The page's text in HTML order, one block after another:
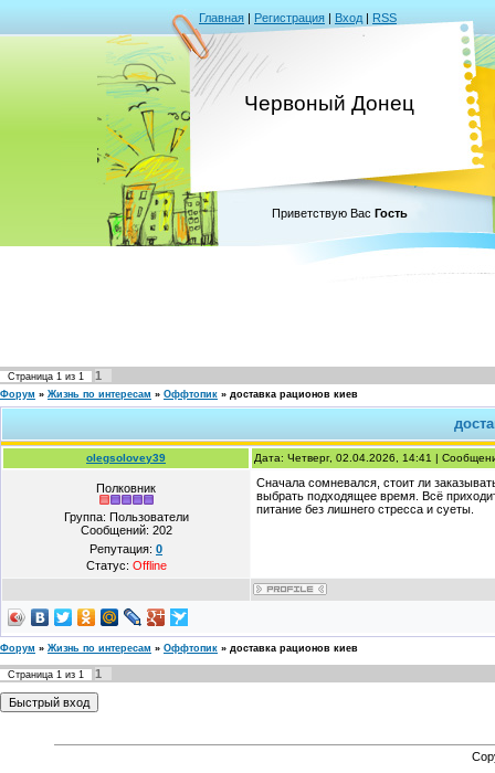
Главная | Регистрация | Вход | RSS
Червоный Донец
Приветствую Вас Гость
Страница 1 из 1 1
Форум » Жизнь по интересам » Оффтопик » доставка рационов киев
olegsolovey39 Дата: Четверг, 02.04.2026, 14:41 |
Полковник
Группа: Пользователи
Сообщений: 202
Репутация: 0
Статус: Offline
Сначала сомневался, стоит ли
выбрать подходящее время. Всё
питание без лишнего стресса и суеты.
Форум » Жизнь по интересам » Оффтопик » доставка рационов киев
Страница 1 из 1 1